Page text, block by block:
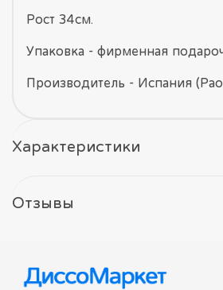
Рост 34см.
Упаковка - фирменная
Производитель - Испания
Характеристики
Отзывы